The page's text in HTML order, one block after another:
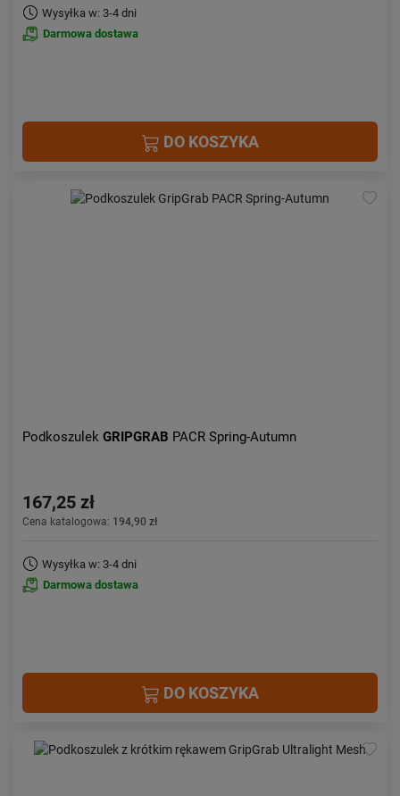
Wysyłka w: 3-4 dni
Darmowa dostawa
DO KOSZYKA
Podkoszulek GRIPGRAB PACR Spring-Autumn
167,25 zł
Cena katalogowa: 194,90 zł
Wysyłka w: 3-4 dni
Darmowa dostawa
DO KOSZYKA